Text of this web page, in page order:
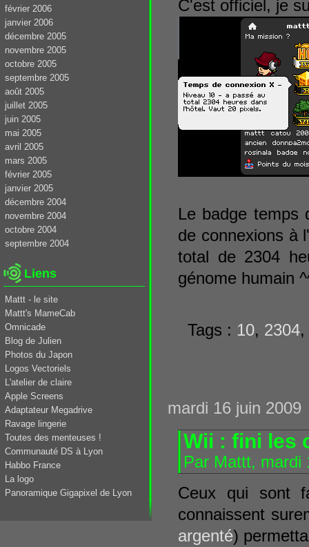
C'est officiel, je
Le badge temps
de connexions à
total de 2304
génome humain
Tags : 10, 2304,
mardi 16 juin 2009
Wii : fini les
Par Mattt,
Ceux qui sont
connaissent
argenté)
février 2006
janvier 2006
décembre 2005
novembre 2005
octobre 2005
septembre 2005
août 2005
juillet 2005
juin 2005
mai 2005
avril 2005
mars 2005
février 2005
janvier 2005
décembre 2004
novembre 2004
octobre 2004
septembre 2004
Liens
Mattt - le site
Mattt's MameCab
Omnicade
Blog de Julien
Photos du Japon
Logos Vectoriels
L'atelier de claire
Apple Screens
Adaptateur Megadrive
Ravage lingerie
Toutes des menteuses !
Communauté DS à Lyon
Habbo France
La logo
Panoramique Gigapixel de Lyon